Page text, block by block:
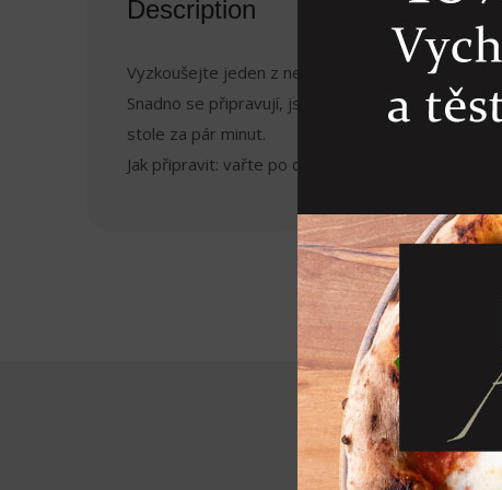
Description
Vyzkoušejte jeden z nejprodávanějších produktů
Snadno se připravují, jsou vynikající s máslovo-
stole za pár minut.
Jak připravit: vařte po dobu 5 minut ve vroucí vodě.